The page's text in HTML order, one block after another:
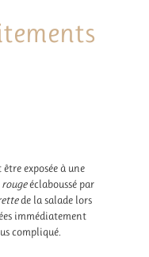
exposée à une
éclaboussé par
de la salade lors
immédiatement
compliqué.